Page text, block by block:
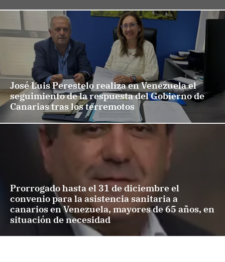
José Luis Perestelo realiza en Venezuela el
seguimiento de la respuesta del Gobierno de
Canarias tras los terremotos
Prorrogado hasta el 31 de diciembre el
convenio para la asistencia sanitaria a
canarios en Venezuela, mayores de 65 años, en
situación de necesidad